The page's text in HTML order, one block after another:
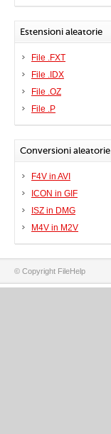
Estensioni aleatorie
File .FXT
File .IDX
File .OZ
File .P
Conversioni aleatorie
F4V in AVI
ICON in GIF
ISZ in DMG
M4V in M2V
© Copyright FileHelp